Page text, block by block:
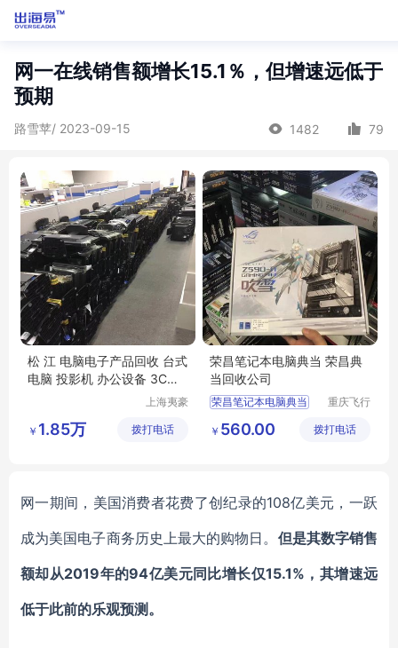
网一在线销售额增长15.1％，但增速远低于
预期
路雪苹/ 2023-09-15 1482 79
松 江 电脑电子产品回收 台式
电脑 投影机 办公设备 3C电
上海夷豪
回收有限
￥ 1.85万 拨打电话
荣昌笔记本电脑典当 荣昌典
当回收公司
荣昌笔记本电脑典当
重庆飞行
限公司
￥ 560.00 拨打电话
网一期间，美国消费者花费了创纪录的108亿美元，一跃
成为美国电子商务历史上最大的购物日。 但是其数字销售
额却从2019年的94亿美元同比增长仅15.1%，其增速远
低于此前的乐观预测。